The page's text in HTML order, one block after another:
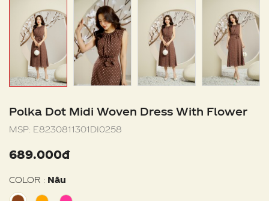
Polka Dot Midi Woven Dress With Flower
MSP: E8230811301DI0258
689.000đ
COLOR : Nâu